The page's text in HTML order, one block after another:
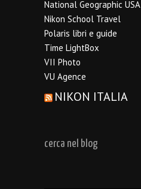
National Geographic USA
Nikon School Travel
Polaris libri e guide
Time LightBox
VII Photo
VU Agence
NIKON ITALIA
cerca nel blog